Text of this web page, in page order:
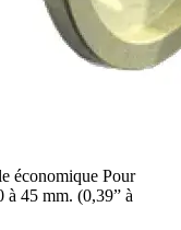
économique Pour
à 45 mm. (0,39” à